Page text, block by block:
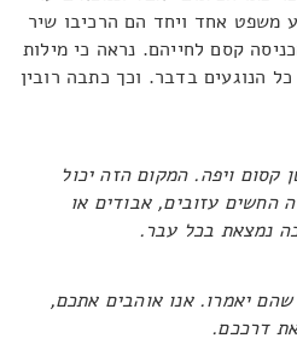
משפט אחד ויחד הם הרכיבו שיר
קסם לחייהם. נראה כי מילות
הנוגעים בדבר. וכך כתבה רובין
קסום ויפה. המקום הזה יכול
החשים עזובים, אבודים או
נמצאת בכל עבר.
יאמרו. אנו אוהבים אתכם,
דרככם.